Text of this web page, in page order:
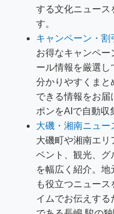
する文化ニュース
す。
キャンペーン・割
お得なキャンペー
ール情報を厳選し
分かりやすくまと
できる情報をお届
ポンをAIで自動収
大磯・湘南ニュー
大磯町や湘南エリ
ベント、観光、グ
を幅広く紹介。
も役立つニュー
イムでお伝えす